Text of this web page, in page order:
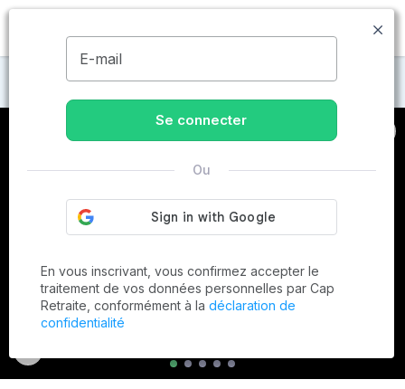
MENU
Maisons de retraite à Caudan
E-mail
Se connecter
Ou
En vous inscrivant, vous confirmez accepter le
traitement de vos données personnelles par Cap
Retraite, conformément à la déclaration de
confidentialité